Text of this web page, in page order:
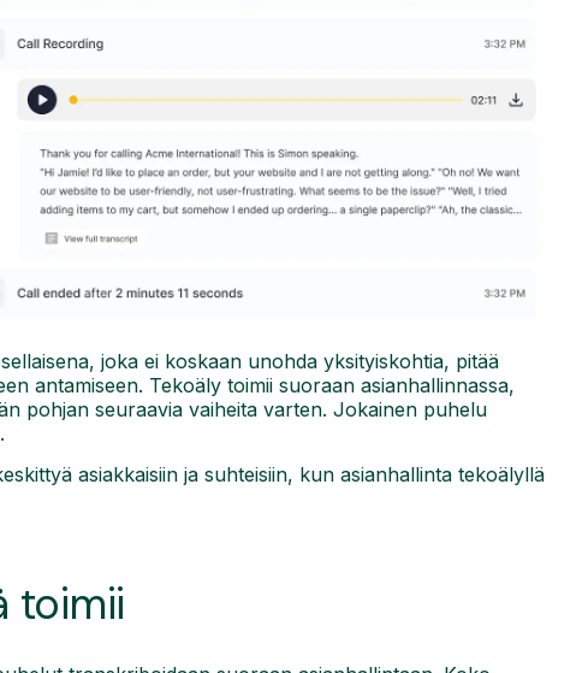
joka ei koskaan unohda yksityiskohtia, pitää
antamiseen. Tekoäly toimii suoraan asianhallinnassa,
pohjan seuraavia vaiheita varten. Jokainen puhelu
asiakkaisiin ja suhteisiin, kun asianhallinta tekoälyllä
toimii